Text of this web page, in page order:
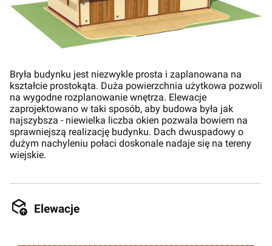
Bryła budynku jest niezwykle prosta i zaplanowana na
kształcie prostokąta. Duża powierzchnia użytkowa pozwoli
na wygodne rozplanowanie wnętrza. Elewacje
zaprojektowano w taki sposób, aby budowa była jak
najszybsza - niewielka liczba okien pozwala bowiem na
sprawniejszą realizację budynku. Dach dwuspadowy o
dużym nachyleniu połaci doskonale nadaje się na tereny
wiejskie.
Elewacje